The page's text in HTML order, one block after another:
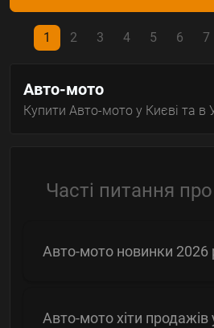
1 2 3 4 5 6 7
Авто-мото
Купити Авто-мото у Києві та в
Часті питання
Авто-мото новинки 2026
Авто-мото хіти продажів